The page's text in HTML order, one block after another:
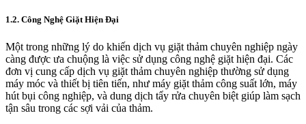
1.2. Công Nghệ Giặt Hiện Đại
Một trong những lý do khiến dịch vụ giặt thảm chuyên nghiệp ngày
càng được ưa chuộng là việc sử dụng công nghệ giặt hiện đại. Các
đơn vị cung cấp dịch vụ giặt thảm chuyên nghiệp thường sử dụng
máy móc và thiết bị tiên tiến, như máy giặt thảm công suất lớn, máy
hút bụi công nghiệp, và dung dịch tẩy rửa chuyên biệt giúp làm sạch
tận sâu trong các sợi vải của thảm.